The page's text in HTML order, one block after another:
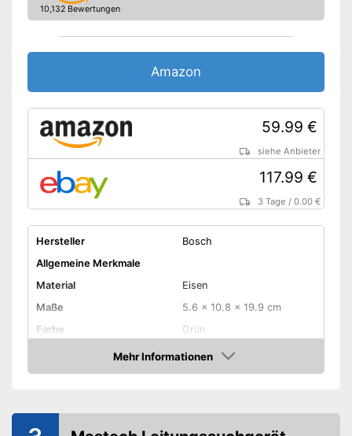
Amazon Lieferzeit
siehe Anbieter
10,132 Bewertungen
Amazon
59.99 €
siehe Anbieter
117.99 €
3 Tage /0.00 €
Hersteller
Bosch
Allgemeine Merkmale
Material
Eisen
Maße
5.6 x 10.8 x 19.9 cm
Farbe
Grün
150 g
Produkteigenschaften
Detektion von
Mehr Informationen
Amazon